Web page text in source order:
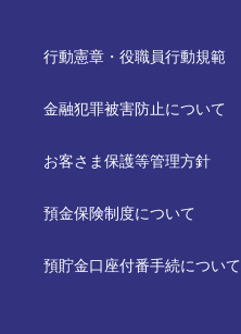
行動憲章・役職員行動規範
金融犯罪被害防止について
お客さま保護等管理方針
預金保険制度について
預貯金口座付番手続について